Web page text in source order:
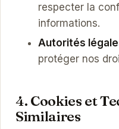
respecter la
informations.
Autorités
protéger nos
4. Cookies et
Similaires